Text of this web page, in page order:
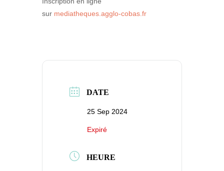
sur mediatheques.agglo-cobas.fr
DATE
25 Sep 2024
Expiré
HEURE